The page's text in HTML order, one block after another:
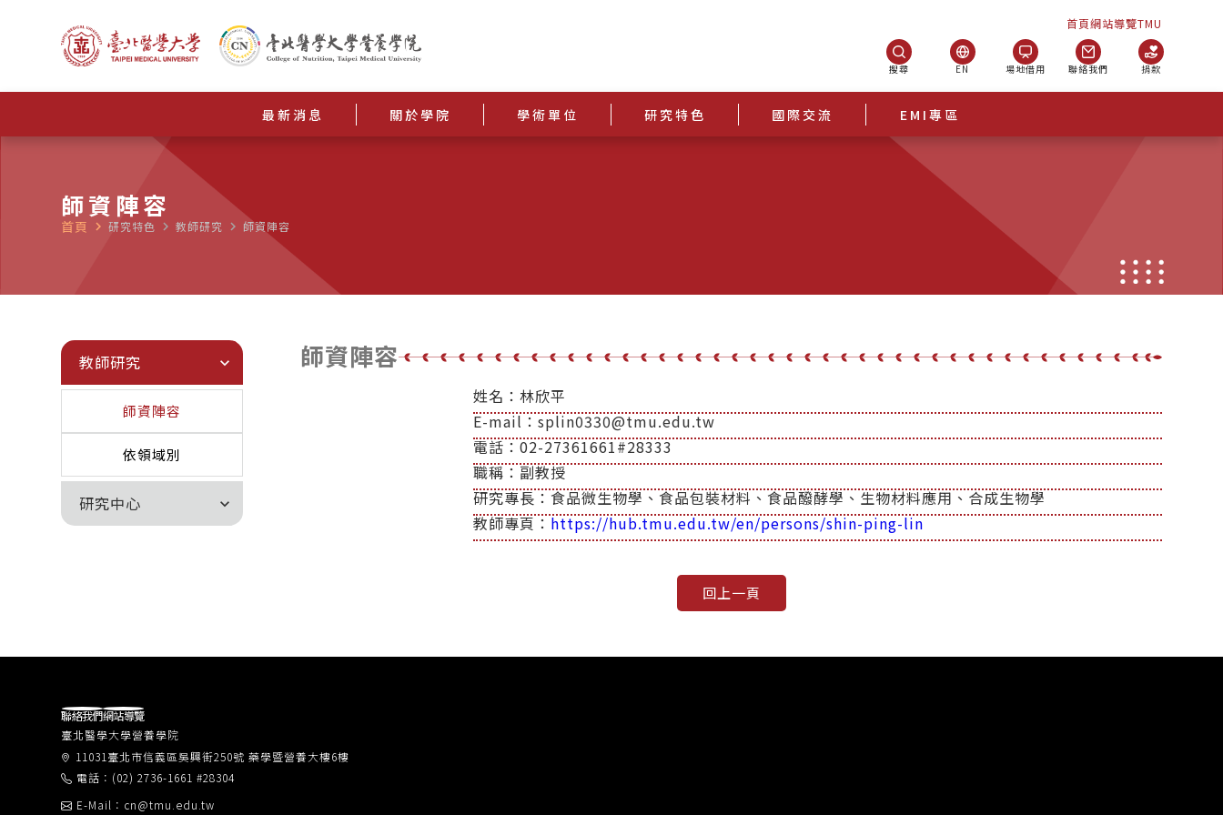
首頁網站導覽TMU
搜尋 EN 場地借用 聯絡我們 捐款
最新消息 關於學院 學術單位 研究特色 國際交流 EMI專區
師資陣容
首頁 navigate_next 研究特色 navigate_next 教師研究 navigate_next 師資陣容
教師研究 expand_more
師資陣容
依領域別
研究中心 expand_more
師資陣容
姓名：林欣平
E-mail：splin0330@tmu.edu.tw
電話：02-27361661#28333
職稱：副教授
研究專長：食品微生物學、食品包裝材料、食品醱酵學、生物材料應用、合成生物學
教師專頁： https://hub.tmu.edu.tw/en/persons/shin-ping-lin
臺北醫學大學營養學院
11031臺北市信義區吳興街250號 藥學暨營養大樓6樓
電話：(02) 2736-1661 #28304
E-Mail：cn@tmu.edu.tw
聯絡我們網站導覽